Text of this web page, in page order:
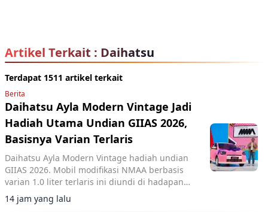
Artikel Terkait : Daihatsu
Terdapat 1511 artikel terkait
Berita
Daihatsu Ayla Modern Vintage Jadi
Hadiah Utama Undian GIIAS 2026,
Basisnya Varian Terlaris
Daihatsu Ayla Modern Vintage hadiah undian
GIIAS 2026. Mobil modifikasi NMAA berbasis
varian 1.0 liter terlaris ini diundi di hadapan
pengunjung dan dimenangkan konsumen dari
Lampung.
14 jam yang lalu